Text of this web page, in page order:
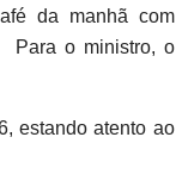
da manhã com
Para o ministro, o
estando atento ao